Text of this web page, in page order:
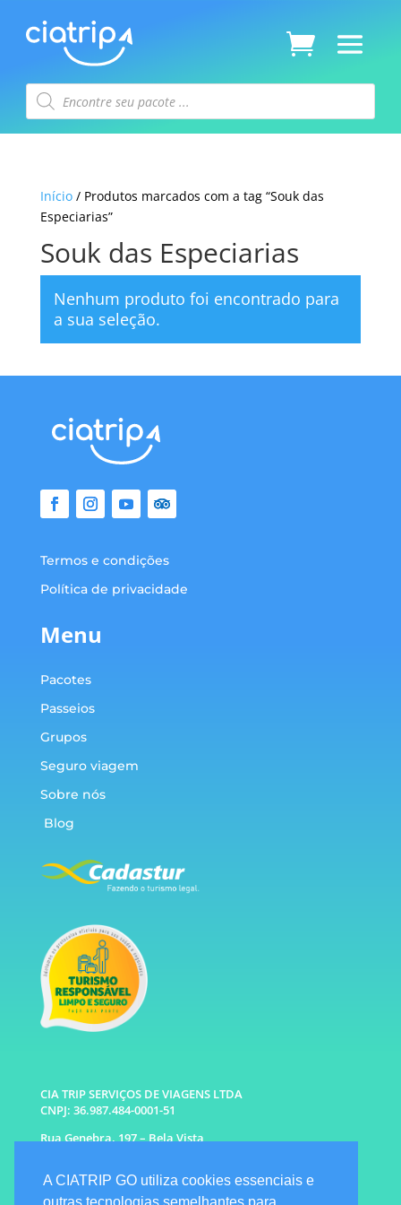
Pesquisar
produtos
Início/ Produtos marcados com a tag “Souk das
Especiarias”
Souk das Especiarias
Nenhum produto foi encontrado para
a sua seleção.
Termos e condições
Política de privacidade
Menu
Pacotes
Passeios
Grupos
Seguro viagem
Sobre nós
Blog
CIA TRIP SERVIÇOS DE VIAGENS LTDA
CNPJ: 36.987.484-0001-51
Rua Genebra, 197 – Bela Vista
WhatsApp: (11) 96333-6677 |
94341-1314
A CIATRIP GO utiliza cookies essenciais e